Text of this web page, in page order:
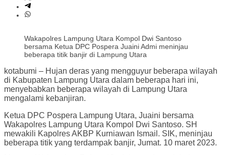
Wakapolres Lampung Utara Kompol Dwi Santoso
bersama Ketua DPC Pospera Juaini Admi meninjau
beberapa titik banjir di Lampung Utara
kotabumi – Hujan deras yang mengguyur beberapa wilayah
di Kabupaten Lampung Utara dalam beberapa hari ini,
menyebabkan beberapa wilayah di Lampung Utara
mengalami kebanjiran.
Ketua DPC Pospera Lampung Utara, Juaini bersama
Wakapolres Lampung Utara Kompol Dwi Santoso. SH
mewakili Kapolres AKBP Kurniawan Ismail. SIK, meninjau
beberapa titik yang terdampak banjir, Jumat. 10 maret 2023.